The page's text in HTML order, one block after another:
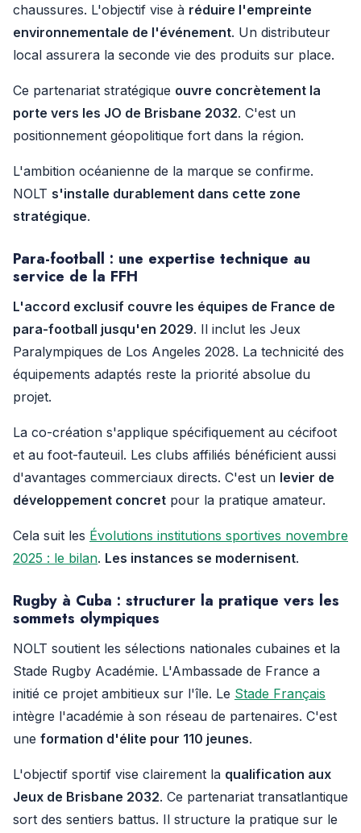
chaussures. L'objectif vise à réduire l'empreinte
environnementale de l'événement. Un distributeur
local assurera la seconde vie des produits sur place.
Ce partenariat stratégique ouvre concrètement la
porte vers les JO de Brisbane 2032. C'est un
positionnement géopolitique fort dans la région.
L'ambition océanienne de la marque se confirme.
NOLT s'installe durablement dans cette zone
stratégique.
Para-football : une expertise technique au
service de la FFH
L'accord exclusif couvre les équipes de France de
para-football jusqu'en 2029. Il inclut les Jeux
Paralympiques de Los Angeles 2028. La technicité des
équipements adaptés reste la priorité absolue du
projet.
La co-création s'applique spécifiquement au cécifoot
et au foot-fauteuil. Les clubs affiliés bénéficient aussi
d'avantages commerciaux directs. C'est un levier de
développement concret pour la pratique amateur.
Cela suit les Évolutions institutions sportives novembre
2025 : le bilan. Les instances se modernisent.
Rugby à Cuba : structurer la pratique vers les
sommets olympiques
NOLT soutient les sélections nationales cubaines et la
Stade Rugby Académie. L'Ambassade de France a
initié ce projet ambitieux sur l'île. Le Stade Français
intègre l'académie à son réseau de partenaires. C'est
une formation d'élite pour 110 jeunes.
L'objectif sportif vise clairement la qualification aux
Jeux de Brisbane 2032. Ce partenariat transatlantique
sort des sentiers battus. Il structure la pratique sur le